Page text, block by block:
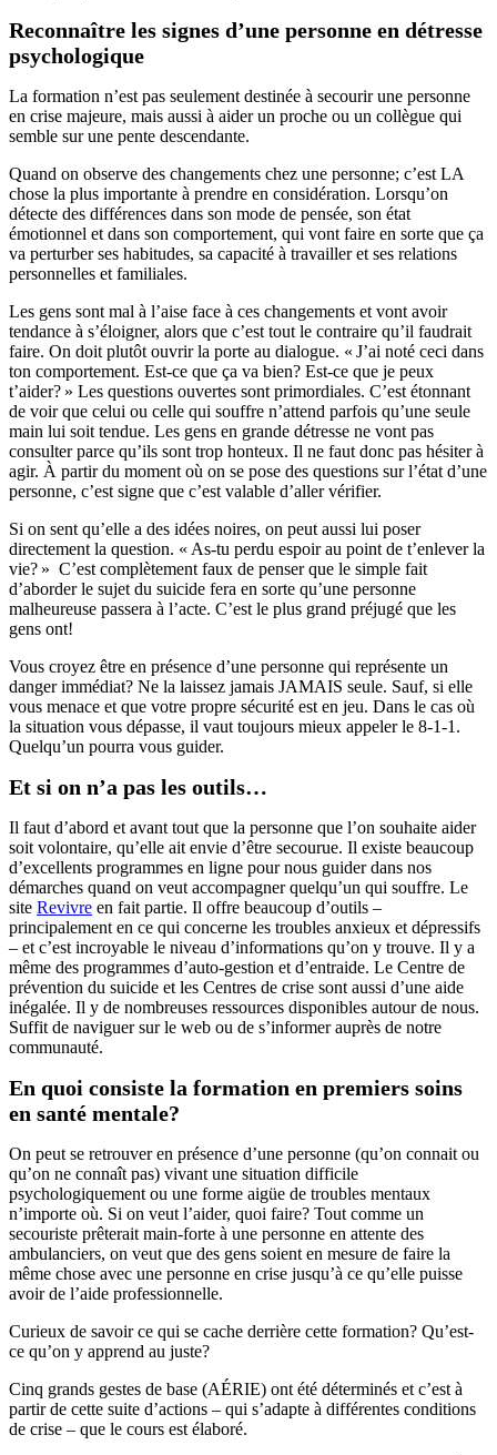
Reconnaître les signes d’une personne en détresse
psychologique
La formation n’est pas seulement destinée à secourir une personne
en crise majeure, mais aussi à aider un proche ou un collègue qui
semble sur une pente descendante.
Quand on observe des changements chez une personne; c’est LA
chose la plus importante à prendre en considération. Lorsqu’on
détecte des différences dans son mode de pensée, son état
émotionnel et dans son comportement, qui vont faire en sorte que ça
va perturber ses habitudes, sa capacité à travailler et ses relations
personnelles et familiales.
Les gens sont mal à l’aise face à ces changements et vont avoir
tendance à s’éloigner, alors que c’est tout le contraire qu’il faudrait
faire. On doit plutôt ouvrir la porte au dialogue. « J’ai noté ceci dans
ton comportement. Est-ce que ça va bien? Est-ce que je peux
t’aider? » Les questions ouvertes sont primordiales. C’est étonnant
de voir que celui ou celle qui souffre n’attend parfois qu’une seule
main lui soit tendue. Les gens en grande détresse ne vont pas
consulter parce qu’ils sont trop honteux. Il ne faut donc pas hésiter à
agir. À partir du moment où on se pose des questions sur l’état d’une
personne, c’est signe que c’est valable d’aller vérifier.
Si on sent qu’elle a des idées noires, on peut aussi lui poser
directement la question. « As-tu perdu espoir au point de t’enlever la
vie? » C’est complètement faux de penser que le simple fait
d’aborder le sujet du suicide fera en sorte qu’une personne
malheureuse passera à l’acte. C’est le plus grand préjugé que les
gens ont!
Vous croyez être en présence d’une personne qui représente un
danger immédiat? Ne la laissez jamais JAMAIS seule. Sauf, si elle
vous menace et que votre propre sécurité est en jeu. Dans le cas où
la situation vous dépasse, il vaut toujours mieux appeler le 8-1-1.
Quelqu’un pourra vous guider.
Et si on n’a pas les outils…
Il faut d’abord et avant tout que la personne que l’on souhaite aider
soit volontaire, qu’elle ait envie d’être secourue. Il existe beaucoup
d’excellents programmes en ligne pour nous guider dans nos
démarches quand on veut accompagner quelqu’un qui souffre. Le
site Revivre en fait partie. Il offre beaucoup d’outils –
principalement en ce qui concerne les troubles anxieux et dépressifs
– et c’est incroyable le niveau d’informations qu’on y trouve. Il y a
même des programmes d’auto-gestion et d’entraide. Le Centre de
prévention du suicide et les Centres de crise sont aussi d’une aide
inégalée. Il y de nombreuses ressources disponibles autour de nous.
Suffit de naviguer sur le web ou de s’informer auprès de notre
communauté.
En quoi consiste la formation en premiers soins
en santé mentale?
On peut se retrouver en présence d’une personne (qu’on connait ou
qu’on ne connaît pas) vivant une situation difficile
psychologiquement ou une forme aigüe de troubles mentaux
n’importe où. Si on veut l’aider, quoi faire? Tout comme un
secouriste prêterait main-forte à une personne en attente des
ambulanciers, on veut que des gens soient en mesure de faire la
même chose avec une personne en crise jusqu’à ce qu’elle puisse
avoir de l’aide professionnelle.
Curieux de savoir ce qui se cache derrière cette formation? Qu’est-
ce qu’on y apprend au juste?
Cinq grands gestes de base (AÉRIE) ont été déterminés et c’est à
partir de cette suite d’actions – qui s’adapte à différentes conditions
de crise – que le cours est élaboré.